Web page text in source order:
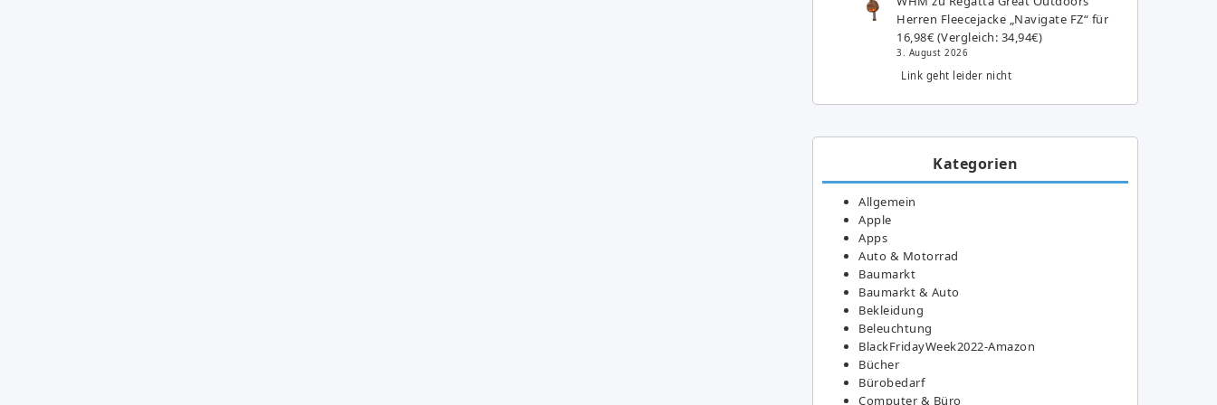
Herren Fleecejacke „Navigate FZ“ für
16,98€ (Vergleich: 34,94€)
3. August 2026
Link geht leider nicht
Kategorien
Allgemein
Apple
Apps
Auto & Motorrad
Baumarkt
Baumarkt & Auto
Bekleidung
Beleuchtung
BlackFridayWeek2022-Amazon
Bücher
Bürobedarf
Computer & Büro